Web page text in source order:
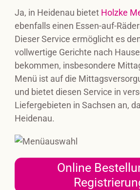
Ja, in Heidenau bietet Holzke
ebenfalls einen Essen-auf-
Dieser Service ermöglicht es
vollwertige Gerichte nach
bekommen, insbesondere
Menü ist auf die
und bietet diesen Service in
Liefergebieten in Sachsen an,
Heidenau.
Online